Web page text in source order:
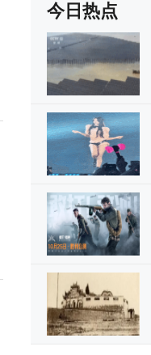
今日热点